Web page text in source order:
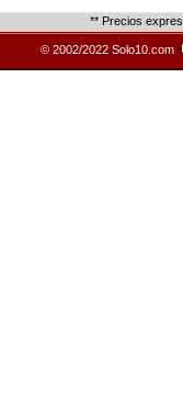
** Precios
© 2002/2022 Solo10.com